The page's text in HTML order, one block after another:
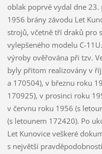
oblak poprvé vydal dne 23.
1956 brány závodu Let
strojů, včetně tří draků pro
vylepšeného modelu C-
výroby ověřována při tzv.
byly přitom realizovány v
a 170504), v březnu roku
170925), v prosinci roku
v červnu roku 1956 (s
(s letounem 172420). Po
Let Kunovice veškeré
s největší